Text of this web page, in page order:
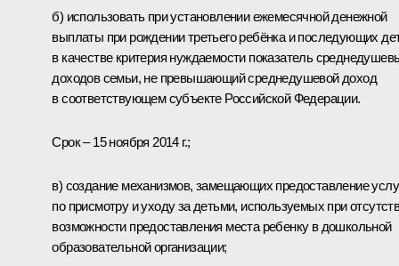
б) использовать при установлении ежемесячной денежной
выплаты при рождении третьего ребёнка и последующих
в качестве критерия нуждаемости показатель
доходов семьи, не превышающий среднедушевой доход
в соответствующем субъекте Российской Федерации.
Срок – 15 ноября 2014 г.;
в) создание механизмов, замещающих предоставление
по присмотру и уходу за детьми, используемых при
возможности предоставления места ребенку в дошкольной
образовательной организации;